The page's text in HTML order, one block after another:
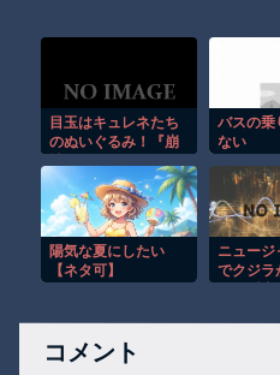
目玉はキュレネたち
のぬいぐるみ！『崩
バスの乗
ない
陽気な夏にしたい
【ネタ可】
ニュージ
でクジラ
コメント